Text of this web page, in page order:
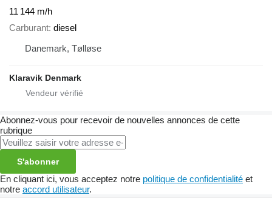
11 144 m/h
Carburant diesel
Danemark, Tølløse
Klaravik Denmark
Abonnez-vous pour recevoir de nouvelles annonces de cette
rubrique
S'abonner
En cliquant ici, vous acceptez notre politique de confidentialité et
notre accord utilisateur.